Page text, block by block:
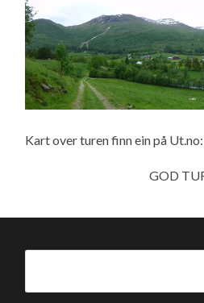
Kart over turen finn ein på Ut.no:
GOD